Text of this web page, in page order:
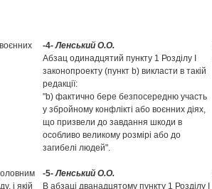
-4-Ленський О.О.
Абзац одинадцятий пункту 1 Розділу І
законопроекту (пункт b) викласти в такій
редакції:
"b) фактично бере безпосередню участь
у збройному конфлікті або воєнних діях,
що призвели до завдання шкоди в
особливо великому розмірі або до
загибелі людей".
і якій
-5-Ленський О.О.
В абзаці дванадцятому пункту 1 Розділу І